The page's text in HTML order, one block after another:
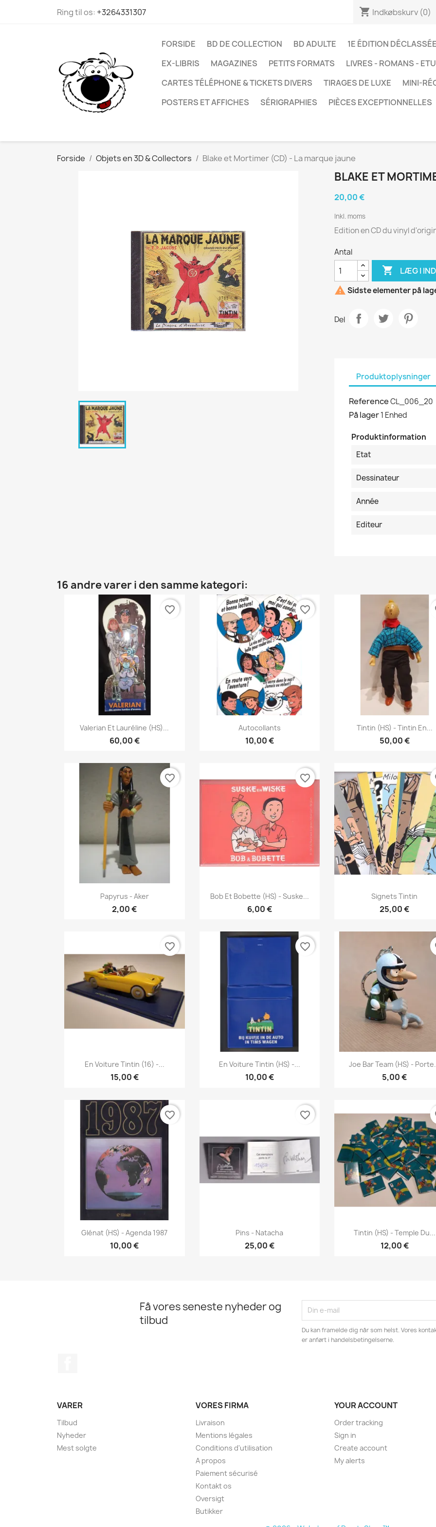
Ring til os: +3264331307 shopping_cart Indkøbskurv (0)
FORSIDE BD DE COLLECTION BD ADULTE 1E ÉDITION
EX-LIBRIS
MAGAZINES PETITS FORMATS LIVRES - ROMANS -
CARTES TÉLÉPHONE & TICKETS DIVERS
TIRAGES DE LUXE
MINI-
POSTERS ET AFFICHES
SÉRIGRAPHIES PIÈCES EXCEPTIONNELLES
Forside Objets en 3D & Collectors Blake et Mortimer (CD) - La marque jaune
BLAKE ET
20,00 €
Inkl. moms
Edition en CD du vinyl
Antal
 LÆG I
 Sidste elementer på
Del
Produktoplysninger
ReferenceCL_006_20
På lager1 Enhed
Produktinformation
Etat
Dessinateur
Année
Editeur
16 andre varer i den samme kategori:
Vis her
Valerian Et Lauréline (HS)...
60,00 €
favorite_border
Vis her
Autocollants
10,00 €
favorite_border
Vis her
Tintin (HS) - Tintin En...
50,00 €
Vis her
Papyrus - Aker
2,00 €
favorite_border
Vis her
Bob Et Bobette (HS) - Suske...
6,00 €
favorite_border
Vis her
Signets Tintin
25,00 €
Vis her
En Voiture Tintin (16) -...
15,00 €
favorite_border
Vis her
En Voiture Tintin (HS) -...
10,00 €
favorite_border
Vis her
Joe Bar Team (HS) -
5,00 €
Vis her
Glénat (HS) - Agenda 1987
10,00 €
favorite_border
Vis her
Pins - Natacha
25,00 €
favorite_border
Vis her
Tintin (HS) - Temple Du...
12,00 €
Få vores seneste nyheder og
tilbud
Du kan framelde dig når som helst. Vores
er anført i handelsbetingelserne.
VARER
Tilbud
Nyheder
Mest solgte
VORES FIRMA
Livraison
Mentions légales
Conditions d'utilisation
A propos
Paiement sécurisé
Kontakt os
Oversigt
Butikker
YOUR ACCOUNT
Order tracking
Sign in
Create account
My alerts